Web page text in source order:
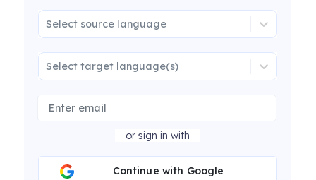
Select source language
Select target language(s)
or sign in with
Continue with Google